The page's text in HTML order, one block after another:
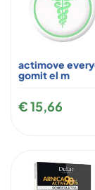
actimove
gomit el m
€ 15,66